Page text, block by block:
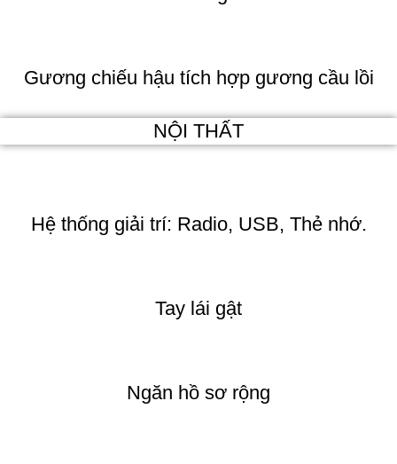
Gương chiếu hậu tích hợp gương cầu lồi
NỘI THẤT
Hệ thống giải trí: Radio, USB, Thẻ nhớ.
Tay lái gật
Ngăn hồ sơ rộng